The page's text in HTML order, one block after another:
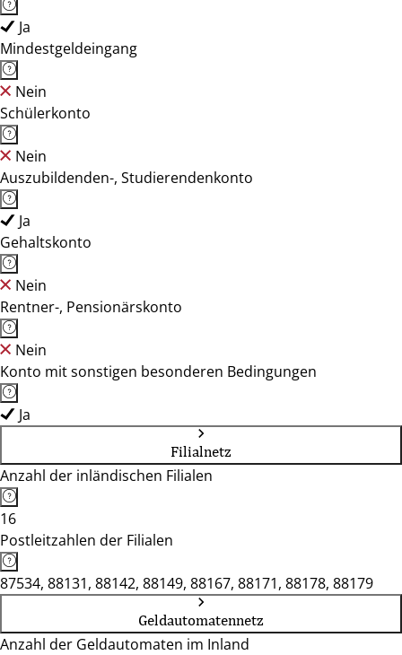
Ja
Mindestgeldeingang
Nein
Schülerkonto
Nein
Auszubildenden-, Studierendenkonto
Ja
Gehaltskonto
Nein
Rentner-, Pensionärskonto
Nein
Konto mit sonstigen besonderen Bedingungen
Ja
Filialnetz
Anzahl der inländischen Filialen
16
Postleitzahlen der Filialen
87534, 88131, 88142, 88149, 88167, 88171, 88178, 88179
Geldautomatennetz
Anzahl der Geldautomaten im Inland